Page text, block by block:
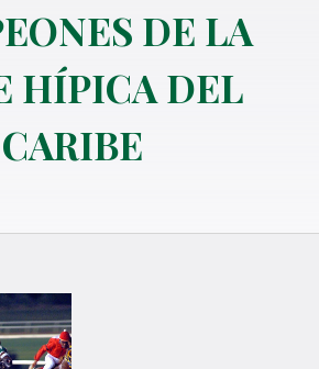
DE LA
HÍPICA DEL
CARIBE